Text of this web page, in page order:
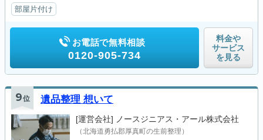
部屋片付け
お電話で無料相談
0120-905-734
料金や
サービス
を見る
9位 遺品整理 想いて
[運営会社] ノースジニアス・アール株式会社
（北海道勇払郡厚真町の生前整理）